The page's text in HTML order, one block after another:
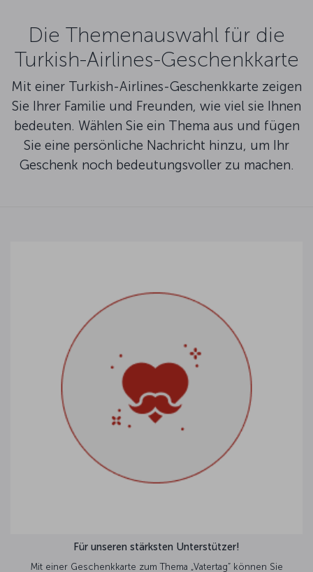
Die Themenauswahl für die
Turkish-Airlines-Geschenkkarte
Mit einer Turkish-Airlines-Geschenkkarte zeigen
Sie Ihrer Familie und Freunden, wie viel sie Ihnen
bedeuten. Wählen Sie ein Thema aus und fügen
Sie eine persönliche Nachricht hinzu, um Ihr
Geschenk noch bedeutungsvoller zu machen.
Für unseren stärksten Unterstützer!
Mit einer Geschenkkarte zum Thema „Vatertag” können Sie